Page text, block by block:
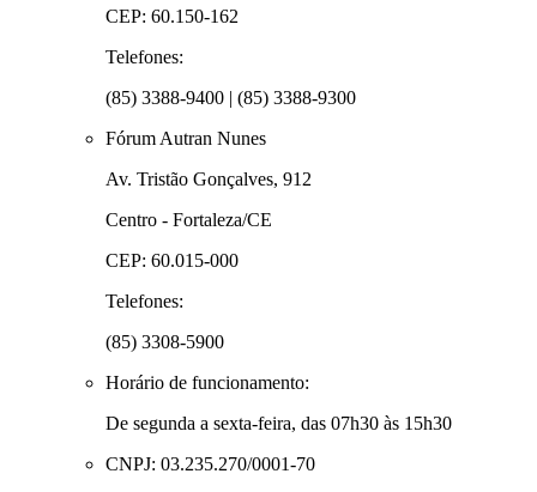
CEP: 60.150-162
Telefones:
(85) 3388-9400 | (85) 3388-9300
Fórum Autran Nunes
Av. Tristão Gonçalves, 912
Centro - Fortaleza/CE
CEP: 60.015-000
Telefones:
(85) 3308-5900
Horário de funcionamento:
De segunda a sexta-feira, das 07h30 às 15h30
CNPJ: 03.235.270/0001-70